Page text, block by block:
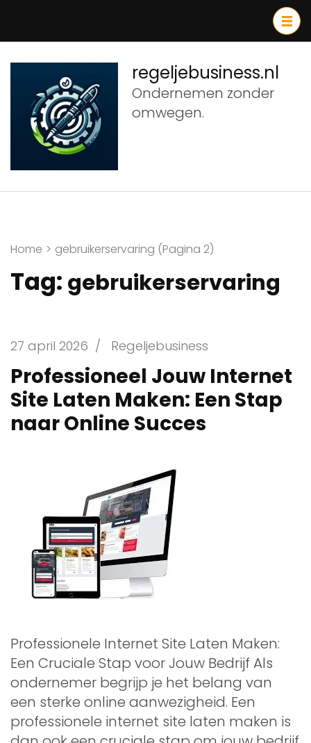
inhoud
(druk
Enter)
regeljebusiness.nl
Ondernemen zonder
omwegen.
Home > gebruikerservaring (Pagina 2)
Tag: gebruikerservaring
27 april 2026 / Regeljebusiness
Professioneel Jouw Internet
Site Laten Maken: Een Stap
naar Online Succes
Professionele Internet Site Laten Maken:
Een Cruciale Stap voor Jouw Bedrijf Als
ondernemer begrijp je het belang van
een sterke online aanwezigheid. Een
professionele internet site laten maken is